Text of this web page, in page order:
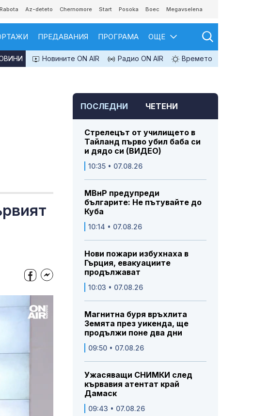
Rabota Az-deteto Chernomore Start Posoka Boec Megavselena
ПРЕДАВАНИЯ ПРОГРАМА ОЩЕ
Новините ON AIR Радио ON AIR Времето
ПОСЛЕДНИ ЧЕТЕНИ
Стрелецът от училището в
Тайланд първо убил баба си
и дядо си (ВИДЕО)
10:35 • 07.08.26
МВнР предупреди
българите: Не пътувайте до
Куба
10:14 • 07.08.26
Нови пожари избухнаха в
Гърция, евакуациите
продължават
10:03 • 07.08.26
Магнитна буря връхлита
Земята през уикенда, ще
продължи поне два дни
09:50 • 07.08.26
Ужасяващи СНИМКИ след
кървавия атентат край
Дамаск
09:43 • 07.08.26